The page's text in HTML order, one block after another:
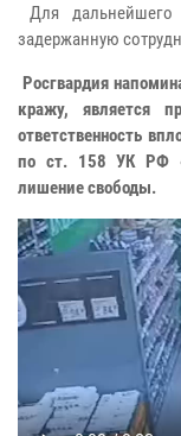
Для дальнейшего
задержанную
Росгвардия
кражу, является
ответственность
по ст. 158 УК РФ
лишение свободы.